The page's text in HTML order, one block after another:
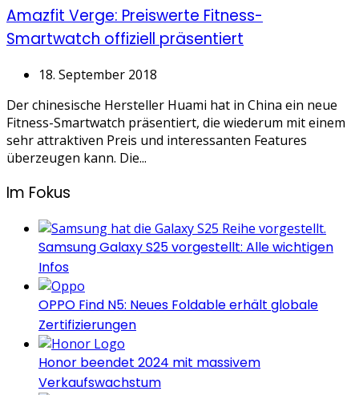
Amazfit Verge: Preiswerte Fitness-
Smartwatch offiziell präsentiert
18. September 2018
Der chinesische Hersteller Huami hat in China ein neue
Fitness-Smartwatch präsentiert, die wiederum mit einem
sehr attraktiven Preis und interessanten Features
überzeugen kann. Die...
Im Fokus
Samsung Galaxy S25 vorgestellt: Alle wichtigen
Infos
OPPO Find N5: Neues Foldable erhält globale
Zertifizierungen
Honor beendet 2024 mit massivem
Verkaufswachstum